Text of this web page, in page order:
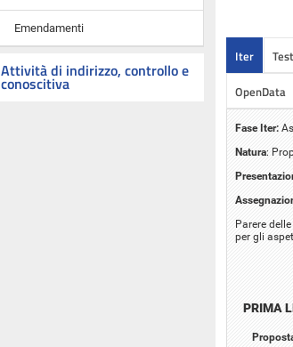
Emendamenti
Attività di indirizzo, controllo e
conoscitiva
Iter
OpenData
Fase Iter:
Natura:
Parere
per gli
PRIMA